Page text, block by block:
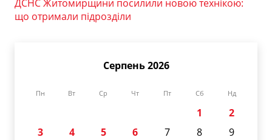
ДСНС Житомирщини посилили новою технікою:
що отримали підрозділи
Серпень 2026
Пн Вт Ср Чт Пт Сб Нд
1
2
3
4 5 6 7 8
9